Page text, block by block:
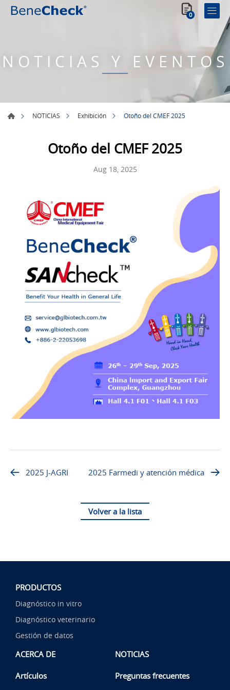
0
NOTICIAS Y EVENTOS
NOTICIAS Exhibición Otoño del CMEF 2025
Otoño del CMEF 2025
Aug 18, 2025
2025 J-AGRI 2025 Farmedi y atención médica
Volver a la lista
PRODUCTOS
Diagnóstico in vitro
Diagnóstico veterinario
Gestión de datos
ACERCA DE NOTICIAS
Artículos Preguntas frecuentes